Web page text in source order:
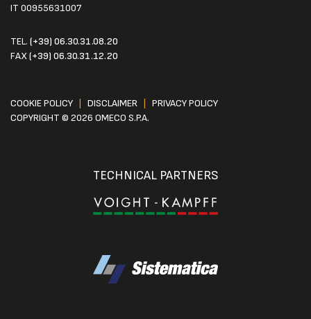
IT 00955631007
TEL. (+39) 06.30.31.08.20
FAX(+39) 06.30.31.12.20
COOKIE POLICY DISCLAIMER
PRIVACY POLICY
COPYRIGHT © 2026 OMECO S.P.A.
TECHNICAL PARTNERS